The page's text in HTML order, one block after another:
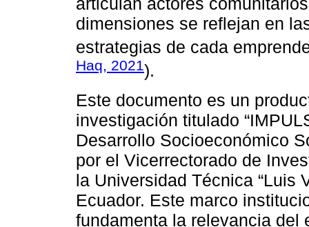
dimensiones se reflejan en
estrategias de cada
Haq, 2021).
Este documento es un
investigación titulado
Desarrollo Socioeconómico
por el Vicerrectorado de
la Universidad Técnica “Luis
Ecuador. Este marco
fundamenta la relevancia del